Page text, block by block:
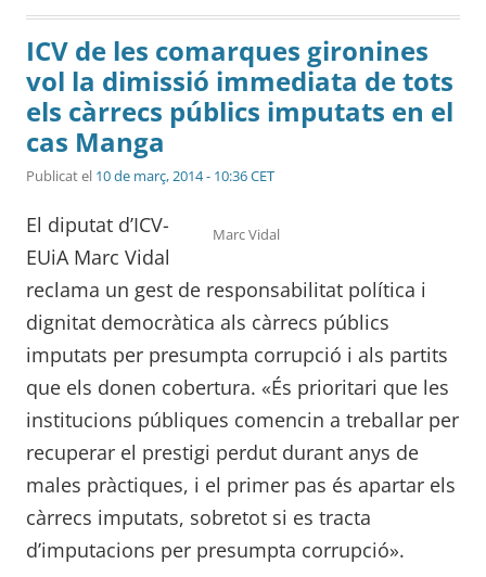
ICV de les comarques gironines
vol la dimissió immediata de tots
els càrrecs públics imputats en el
cas Manga
Publicat el 10 de març, 2014 - 10:36 CET
Marc Vidal
El diputat d’ICV-
EUiA Marc Vidal
reclama un gest de responsabilitat política i
dignitat democràtica als càrrecs públics
imputats per presumpta corrupció i als partits
que els donen cobertura. «És prioritari que les
institucions públiques comencin a treballar per
recuperar el prestigi perdut durant anys de
males pràctiques, i el primer pas és apartar els
càrrecs imputats, sobretot si es tracta
d’imputacions per presumpta corrupció».